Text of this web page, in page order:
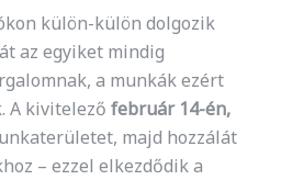
külön-külön dolgozik
az egyiket mindig
a munkák ezért
A kivitelező február 14-én,
majd hozzálát
– ezzel elkezdődik a